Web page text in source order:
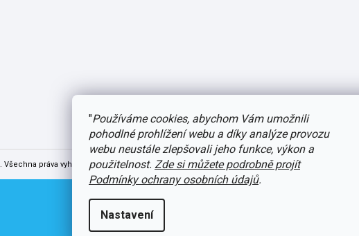
"Používáme cookies, abychom Vám umožnili
pohodlné prohlížení webu a díky analýze provozu
webu neustále zlepšovali jeho funkce, výkon a
použitelnost. Zde si můžete podrobně projít
Podmínky ochrany osobních údajů.
Nastavení
. Všechna práva vyhrazena.Upravit nastavení cookies